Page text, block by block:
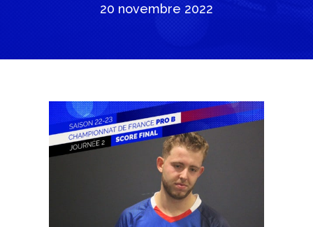
20 novembre 2022